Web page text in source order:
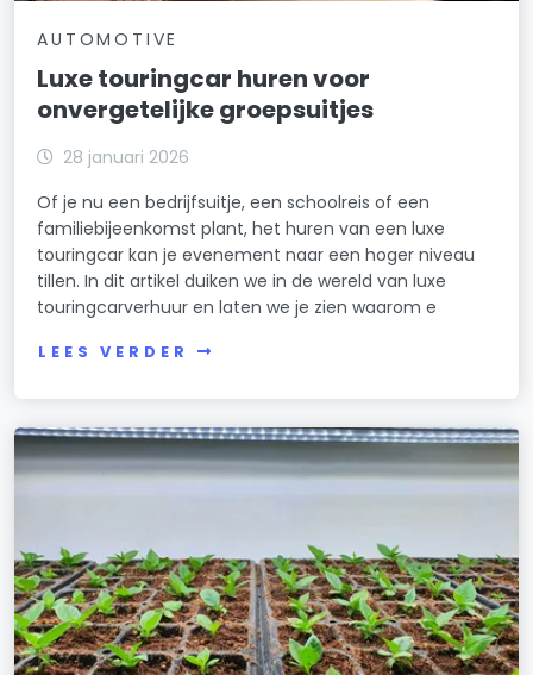
AUTOMOTIVE
Luxe touringcar huren voor
onvergetelijke groepsuitjes
28 januari 2026
Of je nu een bedrijfsuitje, een schoolreis of een
familiebijeenkomst plant, het huren van een luxe
touringcar kan je evenement naar een hoger niveau
tillen. In dit artikel duiken we in de wereld van luxe
touringcarverhuur en laten we je zien waarom e
LEES VERDER